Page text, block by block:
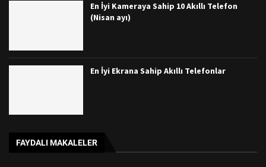
En İyi Kameraya Sahip 10 Akıllı Telefon
(Nisan ayı)
En İyi Ekrana Sahip Akıllı Telefonlar
FAYDALI MAKALELER